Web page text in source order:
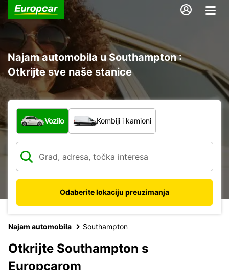
Najam automobila u Southampton :
Otkrijte sve naše stanice
Koja vrsta vozila?
Vozilo Kombiji i kamioni
Odaberite lokaciju preuzimanja
Najam automobila Southampton
Otkrijte Southampton s
Europcarom